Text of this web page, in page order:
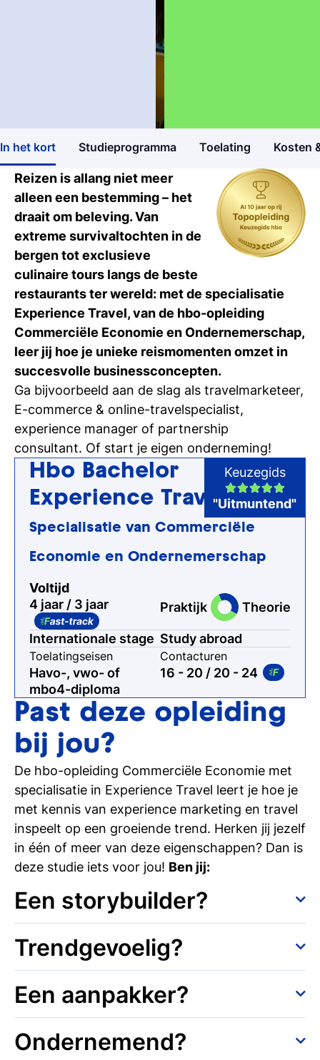
Marketing, Sales & Communicatie
In het kort Studieprogramma Toelating Kosten
Hulp nodig bij het kiezen van je studie?
Ontvang meer informatie over onze
Open dagen
Ontdek Tio's opleidingen op de open dag
Meelopen/Proefstuderen
Ontdek hoe het is om student bij Tio te
zijn
Persoonlijk gesprek
Stel al jouw vragen in een 1-op-1-gesprek
Inschrijven studie
Weet je het al? Schrijf je dan in bij Tio
Reizen is allang niet meer
alleen een bestemming – het
draait om beleving. Van
extreme survivaltochten in de
bergen tot exclusieve
culinaire tours langs de beste
restaurants ter wereld: met de specialisatie
Experience Travel, van de hbo-opleiding
Commerciële Economie en Ondernemerschap,
leer jij hoe je unieke reismomenten omzet in
succesvolle businessconcepten.
Ga bijvoorbeeld aan de slag als travelmarketeer,
E-commerce & online-travelspecialist,
experience manager of partnership
consultant. Of start je eigen onderneming!
Keuzegids
"Uitmuntend"
Hbo Bachelor
Experience Travel
Specialisatie van Commerciële
Economie en Ondernemerschap
Voltijd
4 jaar / 3 jaar
Praktijk Theorie
Internationale stage Study abroad
Toelatingseisen
Havo-, vwo- of
mbo4-diploma
Contacturen
16 - 20 / 20 - 24
Past deze opleiding
bij jou?
De hbo-opleiding Commerciële Economie met
specialisatie in Experience Travel leert je hoe je
met kennis van experience marketing en travel
inspeelt op een groeiende trend. Herken jij jezelf
in één of meer van deze eigenschappen? Dan is
deze studie iets voor jou! Ben jij:
Een storybuilder?
boeking en begrijpt dat het draait om de
beleving, het verhaal en de emotie erachter. Jij
wilt mensen inspireren en hen een ervaring
geven die ze nooit vergeten. Daarom krijg jij die
hebben voor de meest bijzondere ervaring van
Trendgevoelig?
ziet trends aankomen voordat anderen dat
doen en weet er creatieve ideeën van te maken.
Zo kun jij inspelen op wat mensen willen, nog
Een aanpakker?
ervaringen echt opvallen en mensen
Ondernemend?